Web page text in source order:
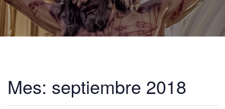
i
Mes: septiembre 2018